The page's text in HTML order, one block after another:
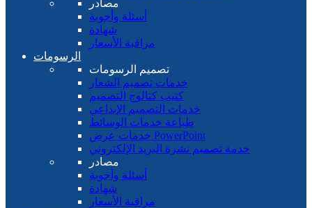
مصادر
أسئلة وأجوبة
شهادة
مراقبة الأسعار
الرسومات
تصميم الرسومات
خدمات تصميم الشعار
كتيب كتالوج التصميم
خدمات التصميم الإبداعي
طباعة خدمات الوسائط
خدمات عرض PowerPoint
خدمة تصميم نشرة البريد الإلكتروني
مصادر
أسئلة وأجوبة
شهادة
مراقبة الأسعار